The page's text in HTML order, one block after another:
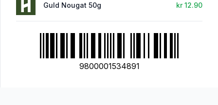
Guld Nougat 50g kr 12.90
9800001534891